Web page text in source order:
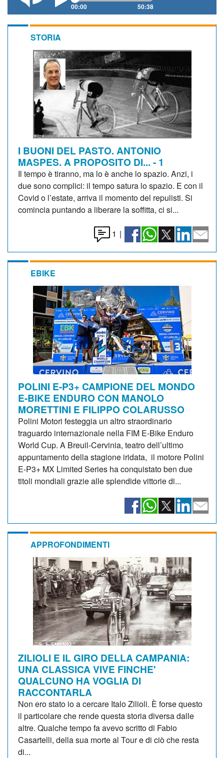
00:00 50:38
STORIA
I BUONI DEL PASTO. ANTONIO
MASPES. A PROPOSITO DI... - 1
Il tempo è tiranno, ma lo è anche lo spazio. Anzi, i
due sono complici: il tempo satura lo spazio. E con il
Covid o l’estate, arriva il momento del repulisti. Si
comincia puntando a liberare la soffitta, ci si...
1 |
EBIKE
POLINI E-P3+ CAMPIONE DEL MONDO
E-BIKE ENDURO CON MANOLO
MORETTINI E FILIPPO COLARUSSO
Polini Motori festeggia un altro straordinario
traguardo internazionale nella FIM E-Bike Enduro
World Cup. A Breuil-Cervinia, teatro dell’ultimo
appuntamento della stagione iridata, il motore Polini
E-P3+ MX Limited Series ha conquistato ben due
titoli mondiali grazie alle splendide vittorie di...
APPROFONDIMENTI
ZILIOLI E IL GIRO DELLA CAMPANIA:
UNA CLASSICA VIVE FINCHE'
QUALCUNO HA VOGLIA DI
RACCONTARLA
Non ero stato io a cercare Italo Zilioli. È forse questo
il particolare che rende questa storia diversa dalle
altre. Qualche tempo fa avevo scritto di Fabio
Casartelli, della sua morte al Tour e di ciò che resta
di...